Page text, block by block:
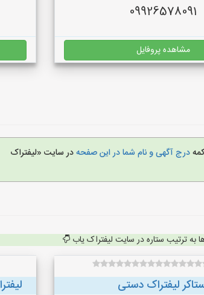
09926578091
مشاهده پروفایل
درج آگهی و نام شما در این صفحهدر سایت «لیفتراک
به ترتیب ستاره در سایت لیفتراک یاب
لیفتراک دستی